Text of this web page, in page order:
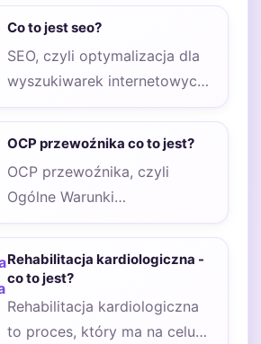
która została sformułowana
przez…
Co to jest seo?
SEO, czyli optymalizacja dla
wyszukiwarek internetowych,
to proces, który ma na celu
OCP przewoźnika co to jest?
OCP przewoźnika, czyli
Ogólne Warunki
Odpowiedzialności
dokument regulujący zasady
odpowiedzialności
przewoźników w…
Rehabilitacja kardiologiczna -
co to jest?
Rehabilitacja kardiologiczna
to proces, który ma na celu